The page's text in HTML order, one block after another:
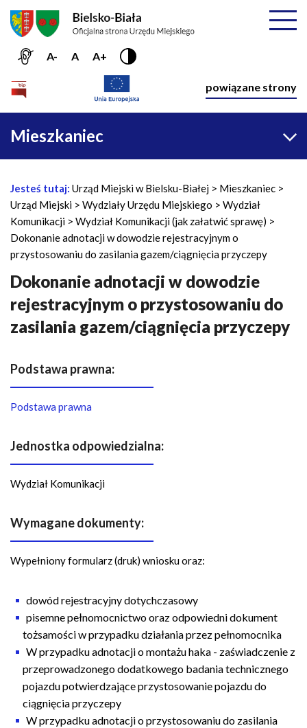
Przejdź do menu głównego
Przejdź do treści
Mapa serwisu
A- A A+
powiązane strony
Główna
nawigacja
Mieszkaniec
Ś
c
i
e
ż
k
n
a
i
c
j
n
a
Jesteś tutaj: Urząd Miejski w Bielsku-Białej
Mieszkaniec
Urząd Miejski
Wydziały Urzędu Miejskiego
Wydział
Komunikacji
Wydział Komunikacji (jak załatwić sprawę)
Dokonanie adnotacji w dowodzie rejestracyjnym o
przystosowaniu do zasilania gazem/ciągnięcia przyczepy
Dokonanie adnotacji w dowodzie
rejestracyjnym o przystosowaniu do
zasilania gazem/ciągnięcia przyczepy
Podstawa prawna:
Podstawa prawna
Jednostka odpowiedzialna:
Wydział Komunikacji
Wymagane dokumenty:
Wypełniony formularz (druk) wniosku oraz:
dowód rejestracyjny dotychczasowy
pisemne pełnomocnictwo oraz odpowiedni dokument
tożsamości w przypadku działania przez pełnomocnika
W przypadku adnotacji o montażu haka - zaświadczenie z
przeprowadzonego dodatkowego badania technicznego
pojazdu potwierdzające przystosowanie pojazdu do
ciągnięcia przyczepy
W przypadku adnotacji o przystosowaniu do zasilania